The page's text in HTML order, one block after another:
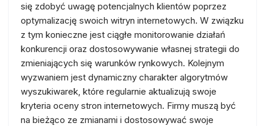
się zdobyć uwagę potencjalnych klientów poprzez
optymalizację swoich witryn internetowych. W związku
z tym konieczne jest ciągłe monitorowanie działań
konkurencji oraz dostosowywanie własnej strategii do
zmieniających się warunków rynkowych. Kolejnym
wyzwaniem jest dynamiczny charakter algorytmów
wyszukiwarek, które regularnie aktualizują swoje
kryteria oceny stron internetowych. Firmy muszą być
na bieżąco ze zmianami i dostosowywać swoje